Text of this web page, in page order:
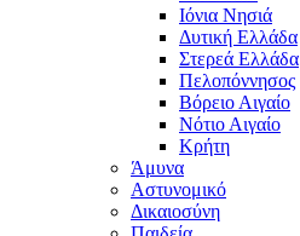
Ιόνια Νησιά
Δυτική Ελλάδα
Στερεά Ελλάδα
Πελοπόννησος
Βόρειο Αιγαίο
Νότιο Αιγαίο
Κρήτη
Άμυνα
Αστυνομικό
Δικαιοσύνη